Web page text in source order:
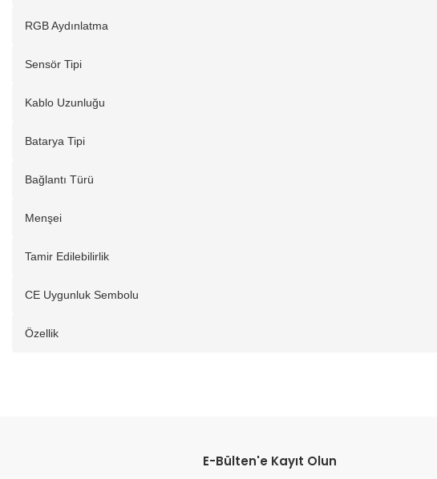
RGB Aydınlatma
Sensör Tipi
Kablo Uzunluğu
Batarya Tipi
Bağlantı Türü
Menşei
Tamir Edilebilirlik
CE Uygunluk Sembolu
Özellik
E-Bülten'e Kayıt Olun